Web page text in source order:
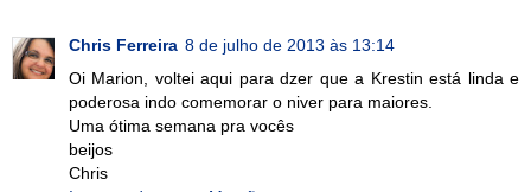
Chris Ferreira 8 de julho de 2013 às 13:14
Oi Marion, voltei aqui para dzer que a Krestin está linda e
poderosa indo comemorar o niver para maiores.
Uma ótima semana pra vocês
beijos
Chris